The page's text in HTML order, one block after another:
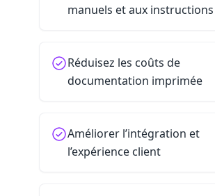
manuels et aux instructions
Réduisez les coûts de
documentation imprimée
Améliorer l’intégration et
l’expérience client